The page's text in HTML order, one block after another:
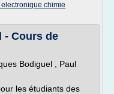
electronique chimie
- Cours de
Bodiguel , Paul
les étudiants des